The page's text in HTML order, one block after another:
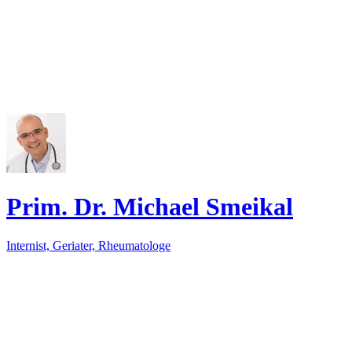
Prim. Dr. Michael Smeikal
Internist, Geriater, Rheumatologe